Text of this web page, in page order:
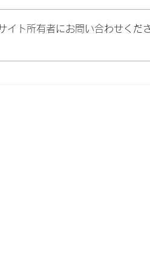
イト所有者にお問い合わせくだ